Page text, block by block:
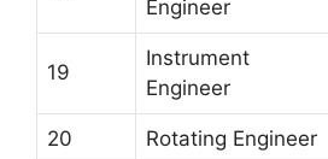
Engineer
19
Instrument
Engineer
20 Rotating Engineer